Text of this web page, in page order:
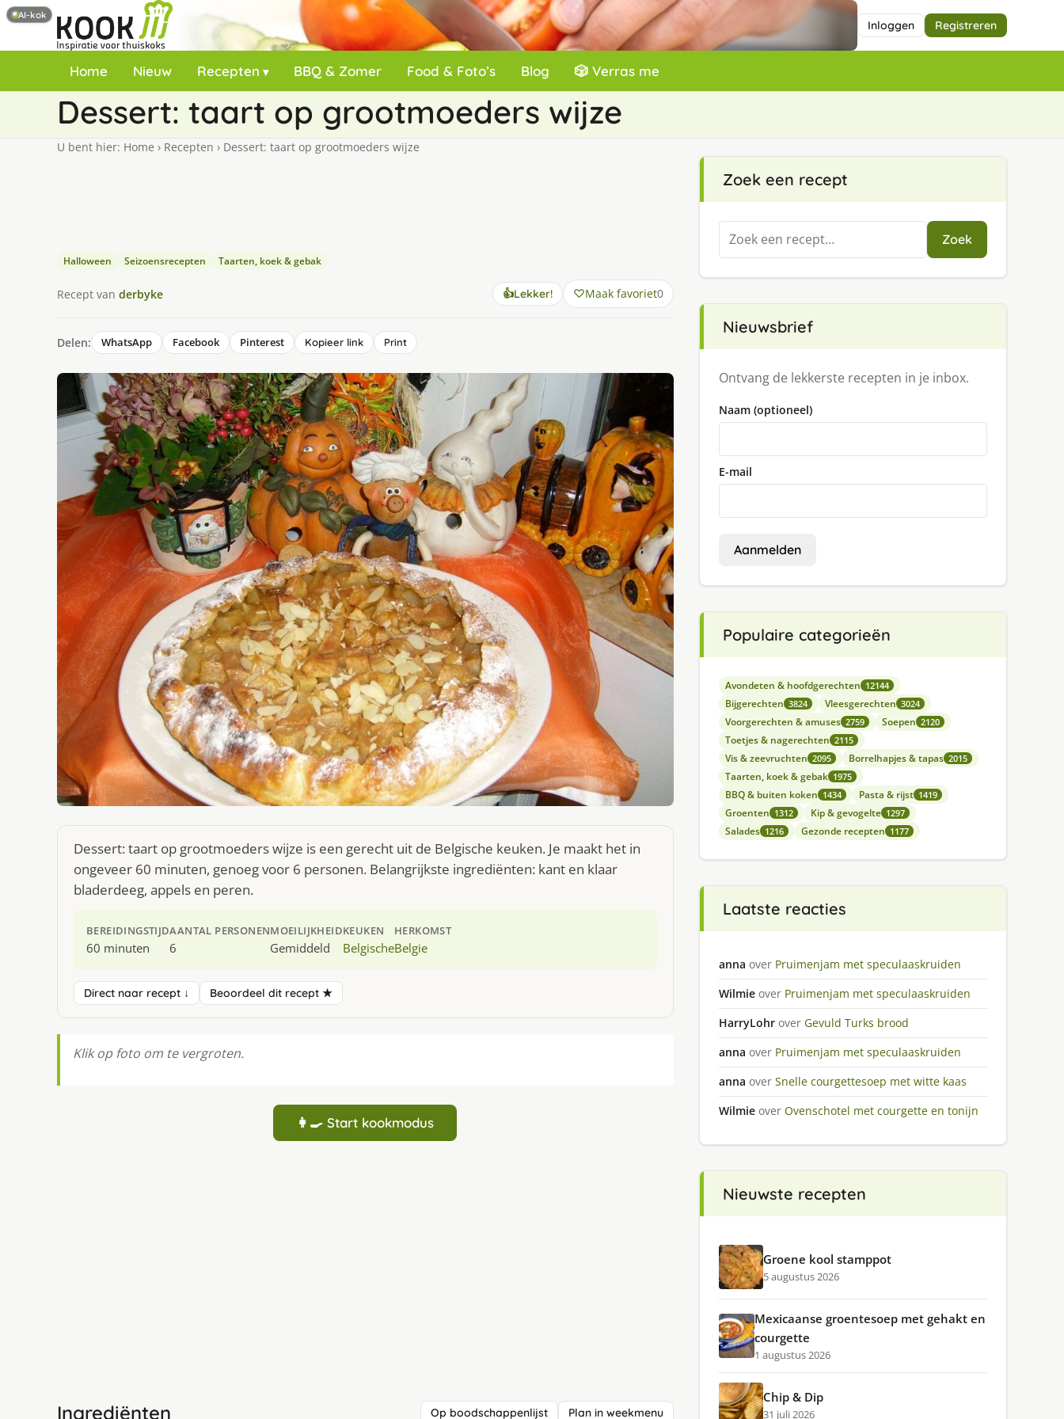
Inloggen Registreren
Home Nieuw Recepten BBQ & Zomer Food & Foto’s Blog 🎲 Verras me
Dessert: taart op grootmoeders wijze
U bent hier: Home › Recepten › Dessert: taart op grootmoeders wijze
Halloween Seizoensrecepten Taarten, koek & gebak
Recept van derbyke 👍Lekker! Maak favoriet0
Delen: WhatsApp Facebook Pinterest Kopieer link Print
Dessert: taart op grootmoeders wijze is een gerecht uit de Belgische keuken. Je maakt het in
ongeveer 60 minuten, genoeg voor 6 personen. Belangrijkste ingrediënten: kant en klaar
bladerdeeg, appels en peren.
BEREIDINGSTIJD
60 minuten
AANTAL PERSONEN
6
MOEILIJKHEID
Gemiddeld
KEUKEN
Belgische
HERKOMST
Belgie
Direct naar recept ↓ Beoordeel dit recept ★
Klik op foto om te vergroten.
👩‍🍳 Start kookmodus
Ingrediënten Op boodschappenlijst Plan in weekmenu
Zoek een recept
Zoeken
naar:
Zoek
Nieuwsbrief
Ontvang de lekkerste recepten in je inbox.
Naam (optioneel)
E-mail
Aanmelden
Populaire categorieën
Avondeten & hoofdgerechten 12144
Bijgerechten 3824 Vleesgerechten 3024
Voorgerechten & amuses 2759 Soepen 2120
Toetjes & nagerechten 2115
Vis & zeevruchten 2095 Borrelhapjes & tapas 2015
Taarten, koek & gebak 1975
BBQ & buiten koken 1434 Pasta & rijst 1419
Groenten 1312 Kip & gevogelte 1297
Salades 1216 Gezonde recepten 1177
Laatste reacties
anna over Pruimenjam met speculaaskruiden
Wilmie over Pruimenjam met speculaaskruiden
HarryLohr over Gevuld Turks brood
anna over Pruimenjam met speculaaskruiden
anna over Snelle courgettesoep met witte kaas
Wilmie over Ovenschotel met courgette en tonijn
Nieuwste recepten
Groene kool stamppot
5 augustus 2026
Mexicaanse groentesoep met gehakt en
courgette
1 augustus 2026
Chip & Dip
31 juli 2026
AI-kok